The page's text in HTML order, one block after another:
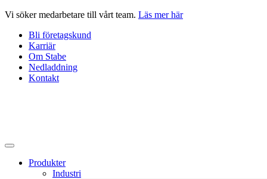
Hoppa
innehåll
Vi söker medarbetare till vårt team. Läs mer här
Bli företagskund
Karriär
Om Stabe
Nedladdning
Kontakt
Produkter
Industri